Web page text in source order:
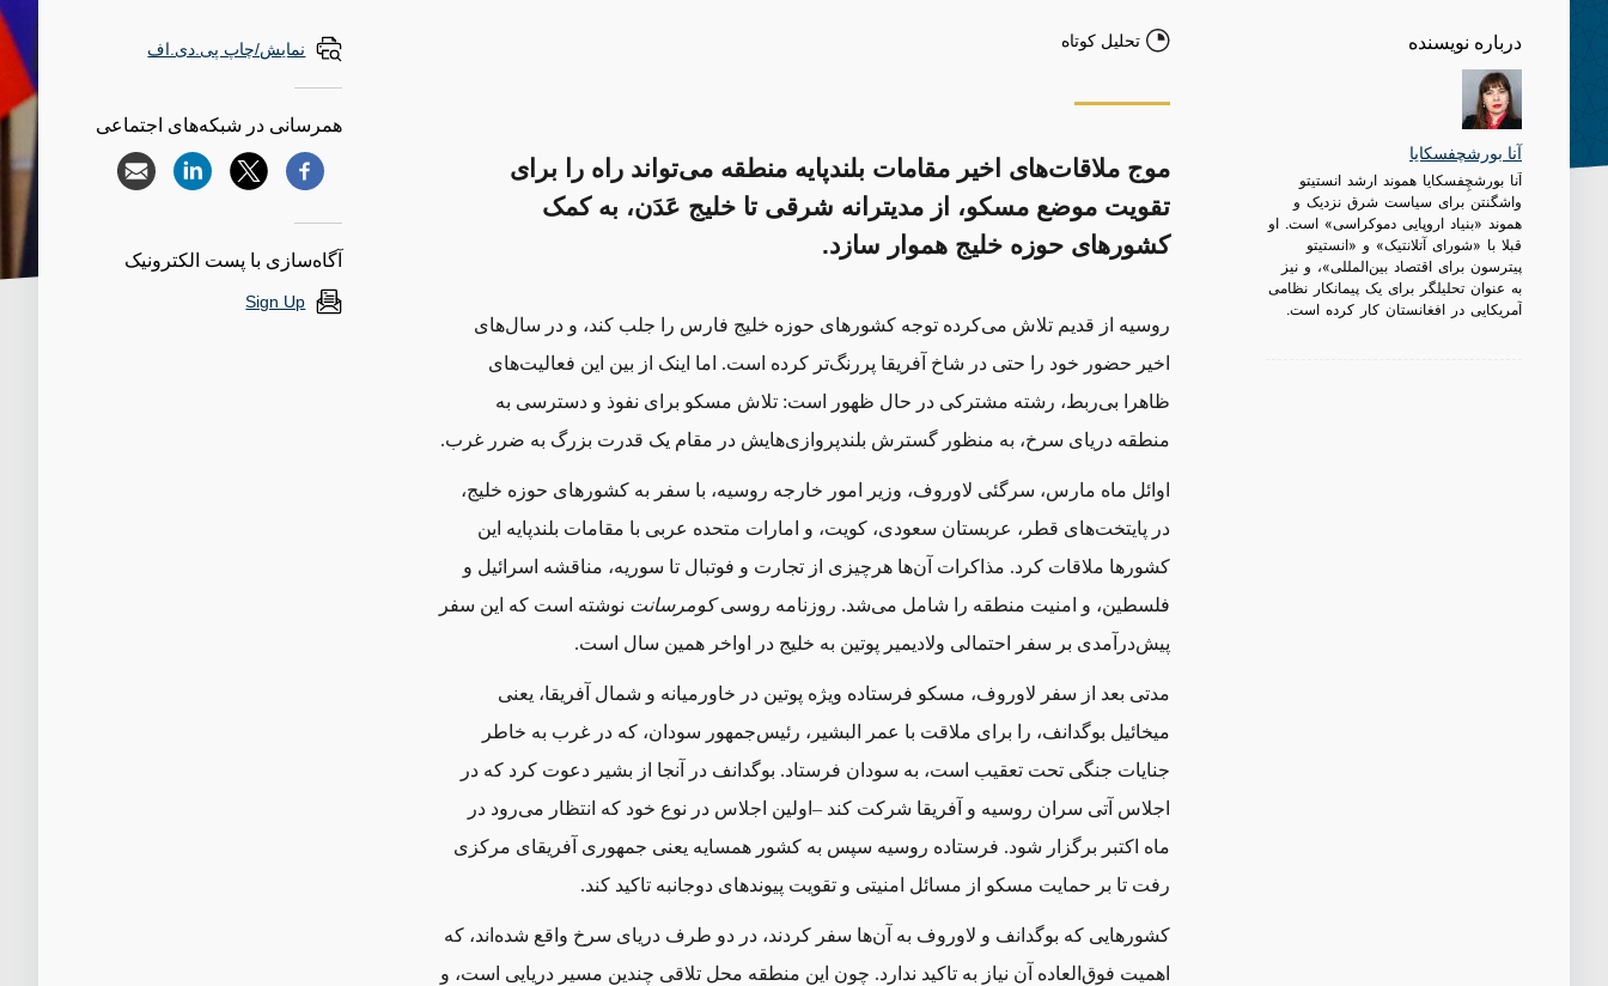
درباره نویسنده
آنا بورشچفسکایا
آنا بورشچِفسکایا هموند ارشد انستیتو
واشگنتن برای سیاست شرق نزدیک و
هموند «بنیاد اروپایی دموکراسی» است. او
قبلا با «شورای آتلانتیک» و «انستیتو
پیترسون برای اقتصاد بین‌المللی»، و نیز
به عنوان تحلیلگر برای یک پیمانکار نظامی
آمریکایی در افغانستان کار کرده است.
تحلیل کوتاه
موج ملاقات‌های اخیر مقامات بلندپایه منطقه می‌تواند راه را برای
تقویت موضع مسکو، از مدیترانه شرقی تا خلیج عَدَن، به کمک
کشورهای حوزه خلیج هموار سازد.
روسیه از قدیم تلاش می‌کرده توجه کشورهای حوزه خلیج‌ فارس را جلب کند، و در سال‌های
اخیر حضور خود را حتی در شاخ آفریقا پررنگ‌تر کرده است. اما اینک از بین این فعالیت‌های
ظاهرا بی‌ربط، رشته مشترکی در حال ظهور است: تلاش مسکو برای نفوذ و دسترسی به
منطقه دریای سرخ، به منظور گسترش بلندپروازی‌هایش در مقام یک قدرت‌ بزرگ به ضرر غرب.
اوائل ماه مارس، سرگئی لاوروف، وزیر امور خارجه روسیه، با سفر به کشورهای حوزه خلیج‌،
در پایتخت‌های قطر، عربستان سعودی، کویت، و امارات متحده عربی با مقامات بلندپایه این
کشورها ملاقات کرد. مذاکرات آن‌ها هرچیزی از تجارت و فوتبال تا سوریه، مناقشه اسرائیل و
فلسطین، و امنیت منطقه را شامل می‌شد. روزنامه روسیکومرسانت نوشته است که این سفر
پیش‌درآمدی بر سفر احتمالی ولادیمیر پوتین به خلیج در اواخر همین سال است.
مدتی بعد از سفر لاوروف، مسکو فرستاده ویژه پوتین در خاورمیانه و شمال آفریقا، یعنی
میخائیل بوگدانف، را برای ملاقت با عمر البشیر، رئیس‌جمهور سودان، که در غرب به خاطر
جنایات جنگی تحت تعقیب است، به سودان فرستاد. بوگدانف در آنجا از بشیر دعوت کرد که در
اجلاس آتی سران روسیه و آفریقا شرکت کند –اولین اجلاس در نوع خود که انتظار می‌رود در
ماه اکتبر برگزار شود. فرستاده روسیه سپس به کشور همسایه یعنی جمهوری آفریقای مرکزی
رفت تا بر حمایت مسکو از مسائل امنیتی و تقویت پیوندهای دوجانبه تاکید کند.
کشورهایی که بوگدانف و لاوروف به آن‌ها سفر کردند، در دو طرف دریای سرخ واقع شده‌اند، که
اهمیت فوق‌العاده آن نیاز به تاکید ندارد. چون این منطقه محل تلاقی چندین مسیر دریایی است، و
نمایش/چاپ پی.دی.اف
همرسانی در شبکه‌های اجتماعی
آگاه‌سازی با پست الکترونیک
Sign Up